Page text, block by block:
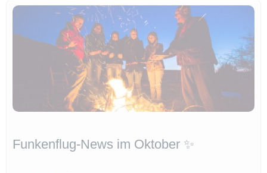
Funkenflug-News im Oktober ✨